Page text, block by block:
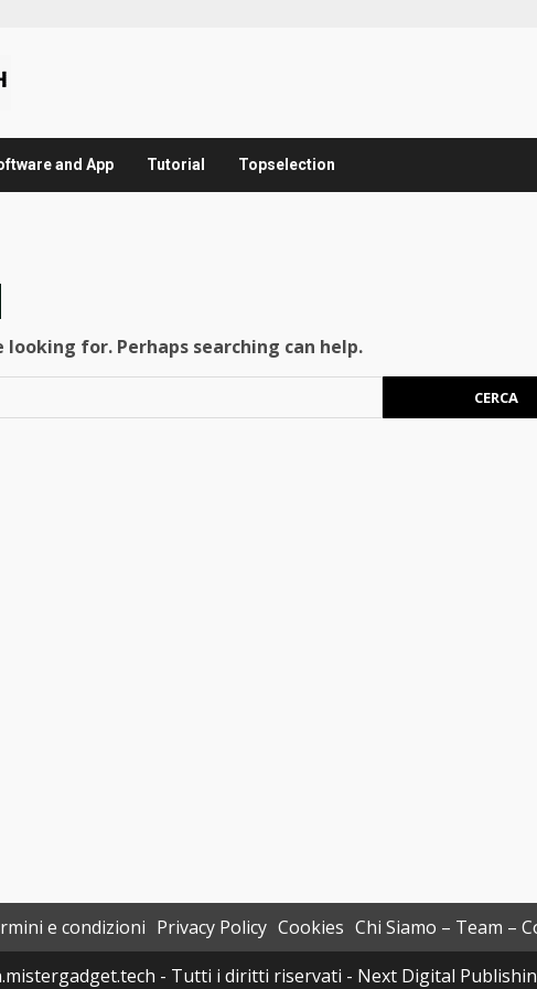
and App Tutorial Topselection
looking for. Perhaps searching can help.
e condizioni Privacy Policy Cookies Chi Siamo – Team –
- Tutti i diritti riservati - Next Digital